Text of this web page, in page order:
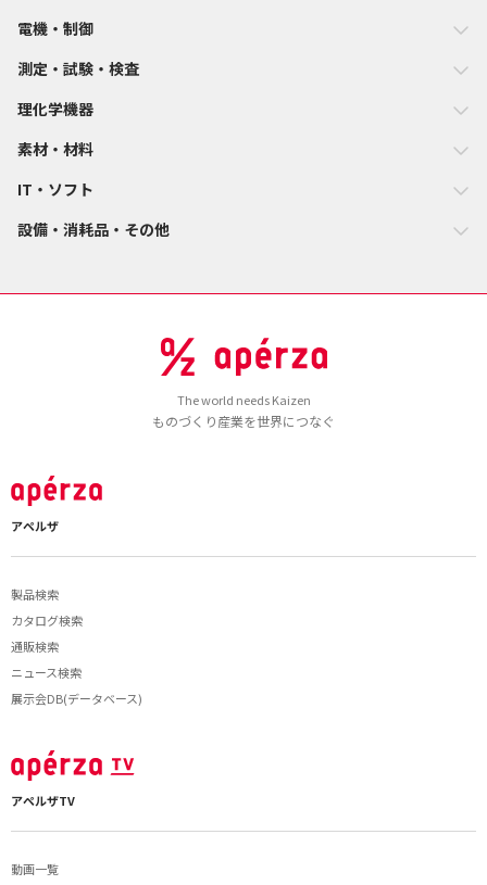
電機・制御
測定・試験・検査
理化学機器
素材・材料
IT・ソフト
設備・消耗品・その他
The world needs Kaizen
ものづくり産業を世界につなぐ
アペルザ
製品検索
カタログ検索
通販検索
ニュース検索
展示会DB(データベース)
アペルザTV
動画一覧